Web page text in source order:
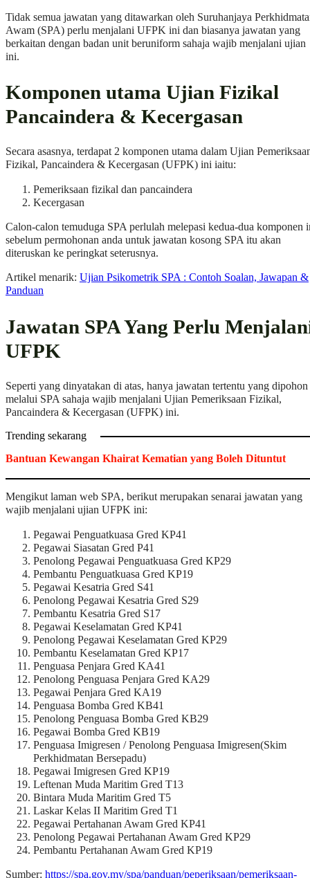
Tidak semua jawatan yang ditawarkan oleh Suruhanjaya
Awam (SPA) perlu menjalani UFPK ini dan biasanya jawatan yang
berkaitan dengan badan unit beruniform sahaja wajib menjalani ujian
ini.
Komponen utama Ujian Fizikal
Pancaindera & Kecergasan
Secara asasnya, terdapat 2 komponen utama dalam Ujian
Fizikal, Pancaindera & Kecergasan (UFPK) ini iaitu:
Pemeriksaan fizikal dan pancaindera
Kecergasan
Calon-calon temuduga SPA perlulah melepasi kedua-dua komponen
sebelum permohonan anda untuk jawatan kosong SPA itu akan
diteruskan ke peringkat seterusnya.
Artikel menarik: Ujian Psikometrik SPA : Contoh Soalan, Jawapan &
Panduan
Jawatan SPA Yang Perlu
UFPK
Seperti yang dinyatakan di atas, hanya jawatan tertentu yang dipohon
melalui SPA sahaja wajib menjalani Ujian Pemeriksaan Fizikal,
Pancaindera & Kecergasan (UFPK) ini.
Trending sekarang
Bantuan Kewangan Khairat Kematian yang Boleh Dituntut
Mengikut laman web SPA, berikut merupakan senarai jawatan yang
wajib menjalani ujian UFPK ini:
Pegawai Penguatkuasa Gred KP41
Pegawai Siasatan Gred P41
Penolong Pegawai Penguatkuasa Gred KP29
Pembantu Penguatkuasa Gred KP19
Pegawai Kesatria Gred S41
Penolong Pegawai Kesatria Gred S29
Pembantu Kesatria Gred S17
Pegawai Keselamatan Gred KP41
Penolong Pegawai Keselamatan Gred KP29
Pembantu Keselamatan Gred KP17
Penguasa Penjara Gred KA41
Penolong Penguasa Penjara Gred KA29
Pegawai Penjara Gred KA19
Penguasa Bomba Gred KB41
Penolong Penguasa Bomba Gred KB29
Pegawai Bomba Gred KB19
Penguasa Imigresen / Penolong Penguasa Imigresen(Skim
Perkhidmatan Bersepadu)
Pegawai Imigresen Gred KP19
Leftenan Muda Maritim Gred T13
Bintara Muda Maritim Gred T5
Laskar Kelas II Maritim Gred T1
Pegawai Pertahanan Awam Gred KP41
Penolong Pegawai Pertahanan Awam Gred KP29
Pembantu Pertahanan Awam Gred KP19
Sumber: https://spa.gov.my/spa/panduan/peperiksaan/pemeriksaan-